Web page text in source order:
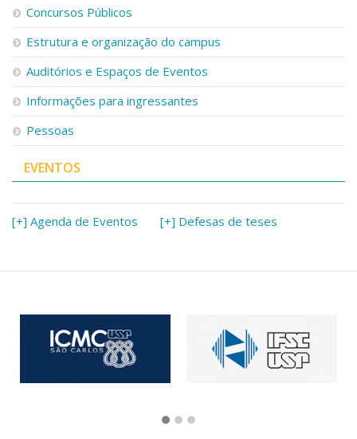
Concursos Públicos
Estrutura e organização do campus
Auditórios e Espaços de Eventos
Informações para ingressantes
Pessoas
EVENTOS
[+] Agenda de Eventos [+] Defesas de teses